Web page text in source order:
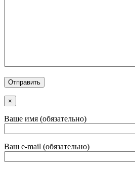
×
Ваше имя (обязательно)
Ваш e-mail (обязательно)